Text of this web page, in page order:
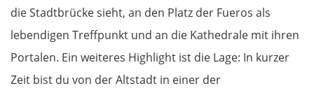
die Stadtbrücke sieht, an den Platz der Fueros als
lebendigen Treffpunkt und an die Kathedrale mit ihren
Portalen. Ein weiteres Highlight ist die Lage: In kurzer
Zeit bist du von der Altstadt in einer der